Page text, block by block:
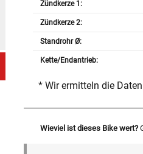
Zündkerze 1:
Zündkerze 2:
Standrohr Ø:
Kette/Endantrieb:
* Wir ermitteln die
Wieviel ist dieses Bike wert?